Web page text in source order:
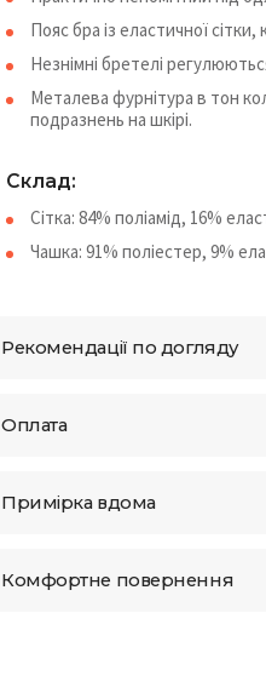
Пояс бра із еластичної
Незнімні бретелі
Металева фурнітура в тон
подразнень на шкірі.
Склад:
Сітка: 84% поліамід, 16%
Чашка: 91% поліестер, 9%
Рекомендації по догляду
Оплата
Примірка вдома
Комфортне повернення